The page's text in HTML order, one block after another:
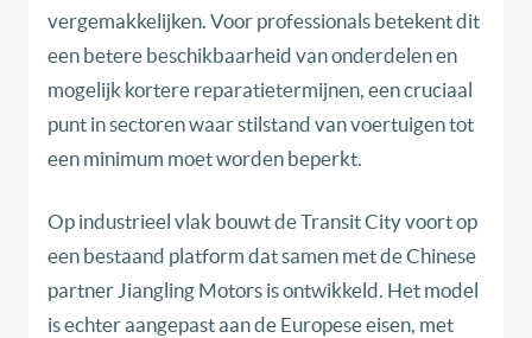
vergemakkelijken. Voor professionals betekent dit
een betere beschikbaarheid van onderdelen en
mogelijk kortere reparatietermijnen, een cruciaal
punt in sectoren waar stilstand van voertuigen tot
een minimum moet worden beperkt.
Op industrieel vlak bouwt de Transit City voort op
een bestaand platform dat samen met de Chinese
partner Jiangling Motors is ontwikkeld. Het model
is echter aangepast aan de Europese eisen, met